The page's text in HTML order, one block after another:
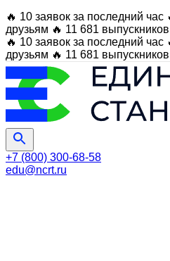
🔥 10 заявок за последний час
друзьям 🔥 11 681 выпускников
🔥 10 заявок за последний час
друзьям 🔥 11 681 выпускников
+7 (800) 300-68-58
edu@ncrt.ru